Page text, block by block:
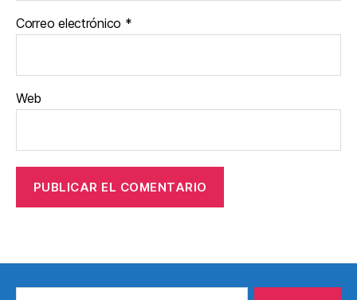
Correo electrónico *
Web